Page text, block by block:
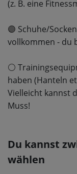
(z. B. eine
🟣 Schuhe/
vollkommen - du
⚪️
haben (Hanteln
Vielleicht kannst
Muss!
Du kannst
wählen